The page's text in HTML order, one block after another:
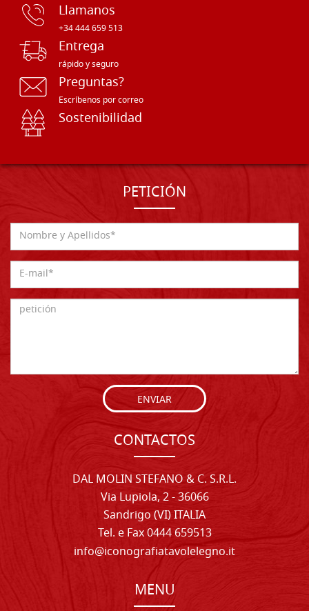
Llamanos
+34 444 659 513
Entrega
rápido y seguro
Preguntas?
Escríbenos por correo
Sostenibilidad
PETICIÓN
ENVIAR
CONTACTOS
DAL MOLIN STEFANO & C. S.R.L.
Via Lupiola, 2 - 36066
Sandrigo (VI) ITALIA
Tel. e Fax 0444 659513
info@iconografiatavolelegno.it
MENU